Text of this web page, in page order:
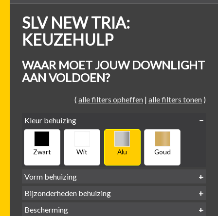
SLV NEW TRIA:
KEUZEHULP
WAAR MOET JOUW DOWNLIGHT
AAN VOLDOEN?
( alle filters opheffen | alle filters tonen )
Kleur behuizing
Zwart Wit Alu Goud
Vorm behuizing
Vierkant
Bijzonderheden behuizing
Bescherming